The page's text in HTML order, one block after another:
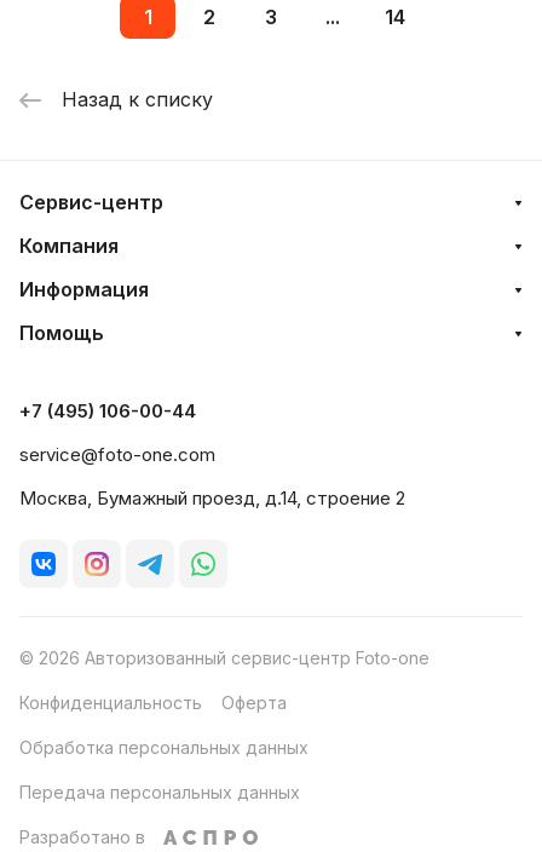
1 2 3 ... 14
Назад к списку
Сервис-центр
Компания
Информация
Помощь
+7 (495) 106-00-44
service@foto-one.com
Москва, Бумажный проезд, д.14, строение 2
© 2026 Авторизованный сервис-центр Foto-one
Конфиденциальность Оферта
Обработка персональных данных
Передача персональных данных
Разработано в